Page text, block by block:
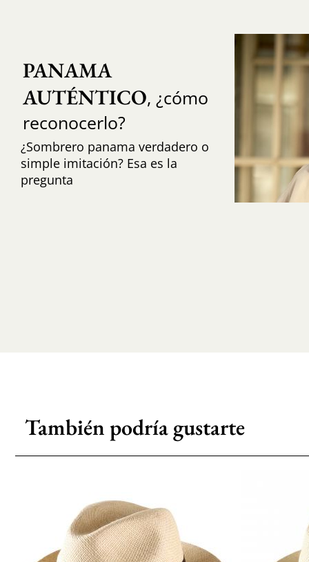
PANAMA
AUTÉNTICO, ¿cómo
reconocerlo?
¿Sombrero panama verdadero o
simple imitación? Esa es la
pregunta
También podría gustarte